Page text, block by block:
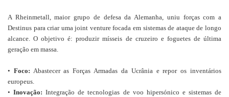
A Rheinmetall, maior grupo de defesa da Alemanha, uniu forças com a
Destinus para criar uma joint venture focada em sistemas de ataque de longo
alcance. O objetivo é: produzir mísseis de cruzeiro e foguetes de última
geração em massa.
• Foco: Abastecer as Forças Armadas da Ucrânia e repor os inventários
europeus.
•Inovação: Integração de tecnologias de voo hipersónico e sistemas de